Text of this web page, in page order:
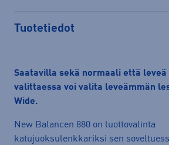
Tuotetiedot
Saatavilla sekä normaali että leveä
valittaessa voi valita leveämmän
Wide.
New Balancen 880 on luottovalinta
katujuoksulenkkariksi sen